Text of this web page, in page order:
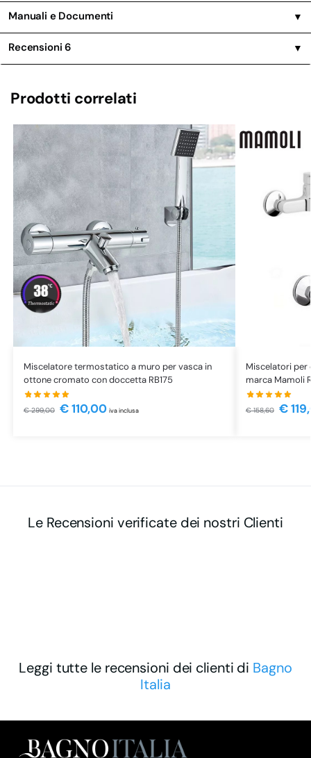
Manuali e Documenti ▼
Recensioni6 ▼
Prodotti correlati
Miscelatore termostatico a muro per vasca in
ottone cromato con doccetta RB175
€299,00 €110,00 iva inclusa
Miscelatori per
marca Mamoli
€158,60 €
Le Recensioni verificate dei nostri Clienti
Leggi tutte le recensioni dei clienti di Bagno
Italia